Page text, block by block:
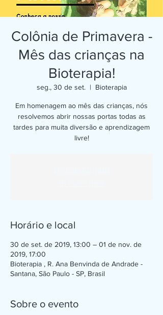
Colônia de Primavera -
Mês das crianças na
Bioterapia!
seg., 30 de set.
  |
Bioterapia
Em homenagem ao mês das crianças, nós
resolvemos abrir nossas portas todas as
tardes para muita diversão e aprendizagem
livre!
Horário e local
30 de set. de 2019, 13:00 – 01 de nov. de
2019, 17:00
Bioterapia , R. Ana Benvinda de Andrade -
Santana, São Paulo - SP, Brasil
Sobre o evento